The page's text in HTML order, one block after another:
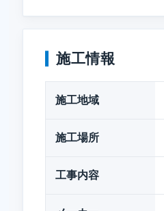
施工情報
施工地域
施工場所
工事内容